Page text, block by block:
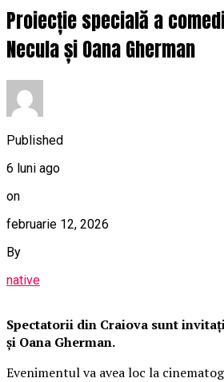
Proiecție specială a
Necula și Oana Gherman
Published
6 luni ago
on
februarie 12, 2026
By
native
Spectatorii din Craiova sunt
și Oana Gherman.
Evenimentul va avea loc la